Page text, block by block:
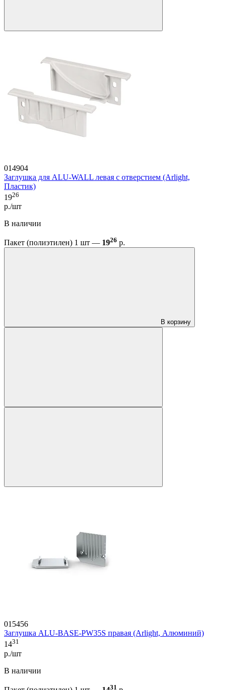
014904
Заглушка для ALU-WALL левая с отверстием (Arlight,
Пластик)
1926
р./шт
В наличии
Пакет (полиэтилен) 1 шт — 1926 р.
В корзину
015456
Заглушка ALU-BASE-PW35S правая (Arlight, Алюминий)
1431
р./шт
В наличии
31